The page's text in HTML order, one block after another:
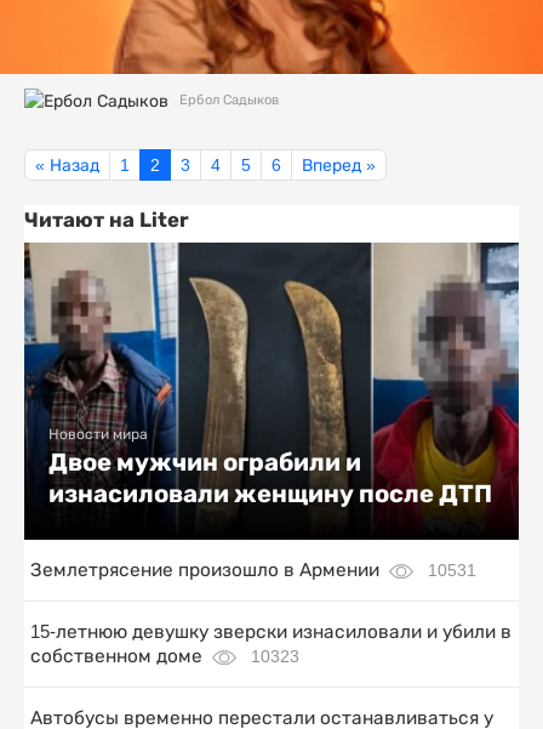
Ербол Садыков
« Назад 1 2 3 4 5 6 Вперед »
Читают на Liter
Новости мира
Двое мужчин ограбили и
изнасиловали женщину после ДТП
Землетрясение произошло в Армении 10531
15-летнюю девушку зверски изнасиловали и убили в
собственном доме
10323
Автобусы временно перестали останавливаться у